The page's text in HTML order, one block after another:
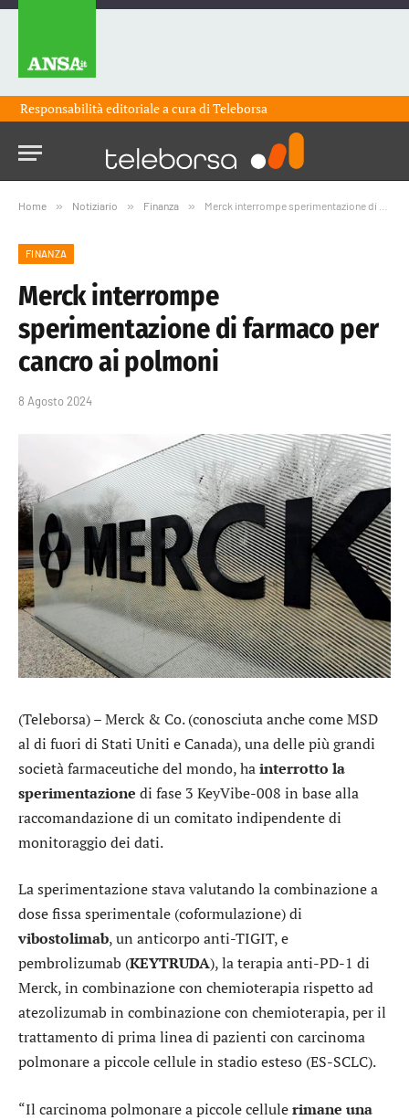
Responsabilità editoriale a cura diTeleborsa
Home » Notiziario » Finanza » Merck interrompe sperimentazione di farmaco per cancro ai polmoni
FINANZA
Merck interrompe
sperimentazione di farmaco per
cancro ai polmoni
8 Agosto 2024
(Teleborsa) –Merck & Co.(conosciuta anche come MSD
al di fuori di Stati Uniti e Canada), una delle più grandi
società farmaceutiche del mondo, hainterrotto la
sperimentazione di fase 3 KeyVibe-008 in base alla
raccomandazione di un comitato indipendente di
monitoraggio dei dati.
La sperimentazione stava valutando la combinazione a
dose fissa sperimentale (coformulazione) di
vibostolimab, un anticorpo anti-TIGIT, e
pembrolizumab (KEYTRUDA), la terapia anti-PD-1 di
Merck, in combinazione con chemioterapia rispetto ad
atezolizumab in combinazione con chemioterapia, per il
trattamento di prima linea di pazienti con carcinoma
polmonare a piccole cellule in stadio esteso (ES-SCLC).
“Il carcinoma polmonare a piccole cellulerimane una